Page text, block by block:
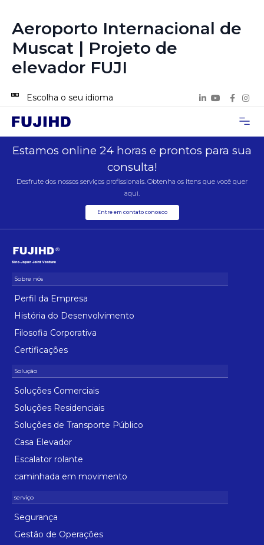
Aeroporto Internacional de
Muscat | Projeto de
elevador FUJI
Escolha o seu idioma
Estamos online 24 horas e prontos para sua
consulta!
Desfrute dos nossos serviços profissionais. Obtenha os itens que você quer
aqui.
Entre em contato conosco
Perfil da Empresa
História do Desenvolvimento
Filosofia Corporativa
Certificações
Soluções Comerciais
Soluções Residenciais
Soluções de Transporte Público
Casa Elevador
Escalator rolante
caminhada em movimento
Segurança
Gestão de Operações